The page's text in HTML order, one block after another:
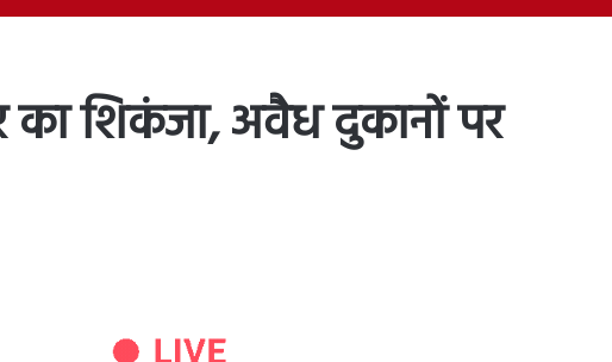
का शिकंजा, अवैध दुकानों पर